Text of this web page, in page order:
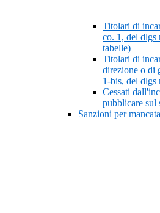
Titolari di
co. 1, del dlgs
tabelle)
Titolari di
direzione o di
1-bis, del dlgs
Cessati
pubblicare sul
Sanzioni per